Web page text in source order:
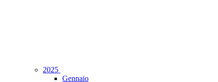
2025
Gennaio